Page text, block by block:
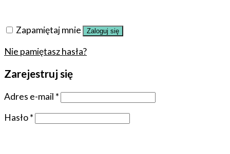
Zapamiętaj mnie Zaloguj się
Nie pamiętasz hasła?
Zarejestruj się
Adres e-mail *
Hasło*